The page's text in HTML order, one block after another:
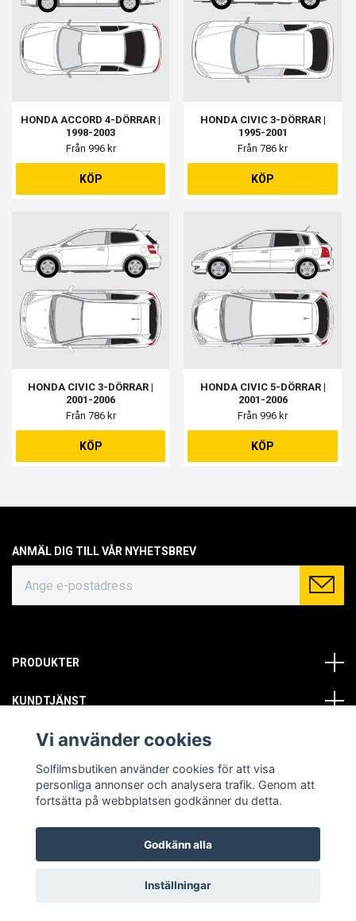
HONDA ACCORD 4-DÖRRAR |
1998-2003
Från 996 kr
KÖP
HONDA CIVIC 3-DÖRRAR |
1995-2001
Från 786 kr
KÖP
HONDA CIVIC 3-DÖRRAR |
2001-2006
Från 786 kr
KÖP
HONDA CIVIC 5-DÖRRAR |
2001-2006
Från 996 kr
KÖP
ANMÄL DIG TILL VÅR NYHETSBREV
PRODUKTER
KUNDTJÄNST
OM OSS
SOCIALA MEDIER
© Copyright 2026 Solfilmsbutiken. All rights reserved.
Vi använder cookies
Solfilmsbutiken använder cookies för att visa
personliga annonser och analysera trafik. Genom att
fortsätta på webbplatsen godkänner du detta.
Godkänn alla
Inställningar